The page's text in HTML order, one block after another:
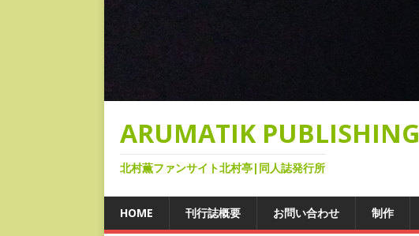
ARUMATIK PUBLISHING
北村薫ファンサイト北村亭|同人誌発行所
HOME 刊行誌概要 お問い合わせ 制作